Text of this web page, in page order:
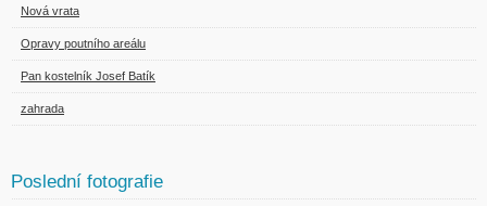
Nová vrata
Opravy poutního areálu
Pan kostelník Josef Batík
zahrada
Poslední fotografie